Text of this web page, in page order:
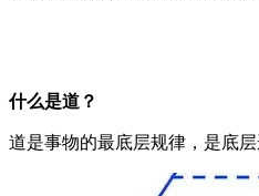
什么是道？
道是事物的最底层规律，是底